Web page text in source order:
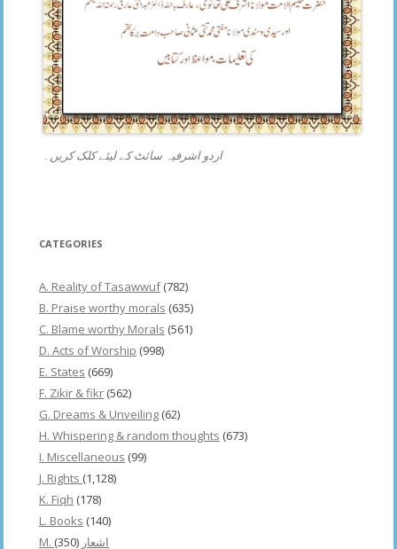
اردو اشرفیہ سائٹ کے لیئے کلک کریں۔
CATEGORIES
A. Reality of Tasawwuf(782)
B. Praise worthy morals (635)
C. Blame worthy Morals (561)
D. Acts of Worship (998)
E. States (669)
F. Zikir & fikr (562)
G. Dreams & Unveiling (62)
H. Whispering & random thoughts (673)
I. Miscellaneous (99)
J. Rights (1,128)
K. Fiqh (178)
L. Books (140)
M. اشعار (350)